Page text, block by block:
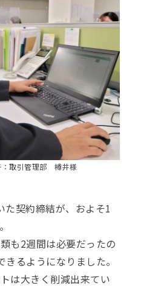
：取引管理部 樽井様
た契約締結が、およそ1
も2週間は必要だったの
るようになりました。
は大きく削減出来てい